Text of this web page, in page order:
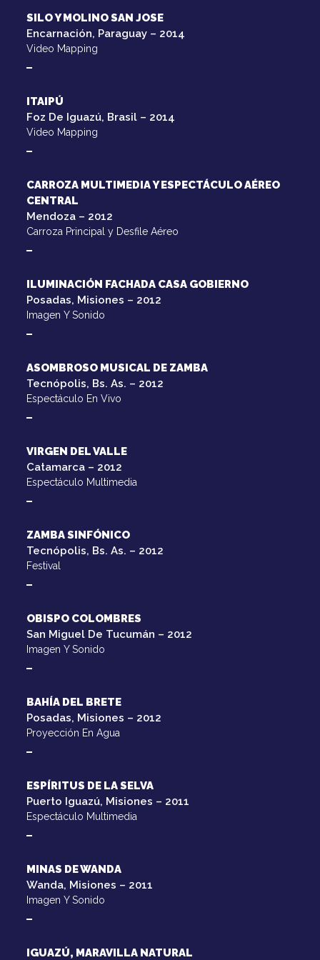
SILO Y MOLINO SAN JOSE
Encarnación, Paraguay – 2014
Video Mapping
ITAIPÚ
Foz De Iguazú, Brasil – 2014
Video Mapping
CARROZA MULTIMEDIA Y ESPECTÁCULO AÉREO
CENTRAL
Mendoza – 2012
Carroza Principal y Desfile Aéreo
ILUMINACIÓN FACHADA CASA GOBIERNO
Posadas, Misiones – 2012
Imagen Y Sonido
ASOMBROSO MUSICAL DE ZAMBA
Tecnópolis, Bs. As. – 2012
Espectáculo En Vivo
VIRGEN DEL VALLE
Catamarca – 2012
Espectáculo Multimedia
ZAMBA SINFÓNICO
Tecnópolis, Bs. As. – 2012
Festival
OBISPO COLOMBRES
San Miguel De Tucumán – 2012
Imagen Y Sonido
BAHÍA DEL BRETE
Posadas, Misiones – 2012
Proyección En Agua
ESPÍRITUS DE LA SELVA
Puerto Iguazú, Misiones – 2011
Espectáculo Multimedia
MINAS DE WANDA
Wanda, Misiones – 2011
Imagen Y Sonido
IGUAZÚ, MARAVILLA NATURAL